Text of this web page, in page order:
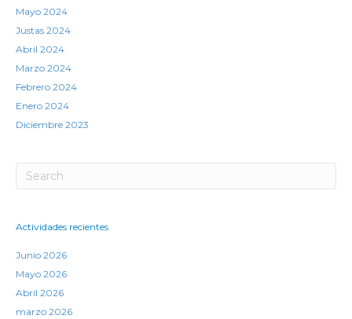
Mayo 2024
Justas 2024
Abril 2024
Marzo 2024
Febrero 2024
Enero 2024
Diciembre 2023
Actividades recientes
Junio 2026
Mayo 2026
Abril 2026
marzo 2026